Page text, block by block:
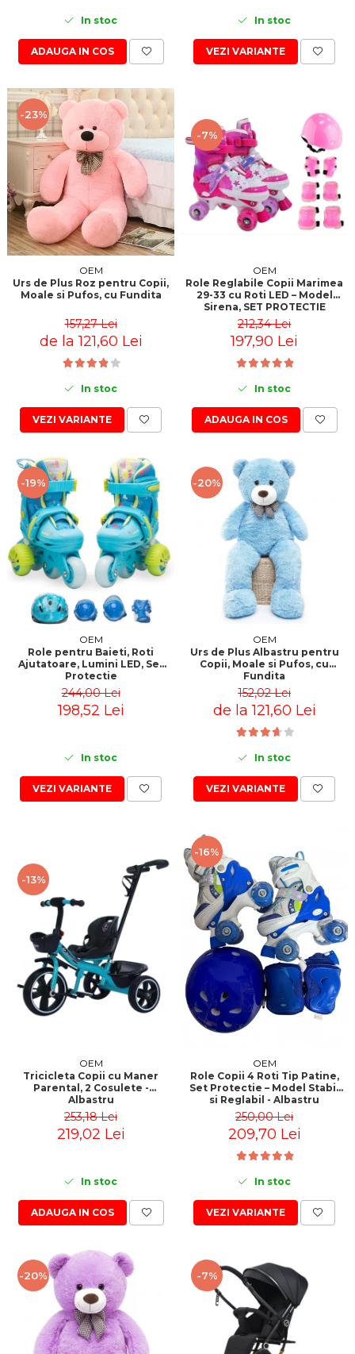
In stoc
ADAUGA IN COS
In stoc
VEZI VARIANTE
-23%
OEM
Urs de Plus Roz pentru Copii,
Moale si Pufos, cu Fundita
157,27 Lei
de la 121,60 Lei
In stoc
VEZI VARIANTE
-7%
OEM
Role Reglabile Copii Marimea
29-33 cu Roti LED – Model
Sirena, SET PROTECTIE
INCLUS
212,34 Lei
197,90 Lei
In stoc
ADAUGA IN COS
-19%
OEM
Role pentru Baieti, Roti
Ajutatoare, Lumini LED, Set
Protectie
244,00 Lei
198,52 Lei
In stoc
VEZI VARIANTE
-20%
OEM
Urs de Plus Albastru pentru
Copii, Moale si Pufos, cu
Fundita
152,02 Lei
de la 121,60 Lei
In stoc
VEZI VARIANTE
-13%
OEM
Tricicleta Copii cu Maner
Parental, 2 Cosulete -
Albastru
253,18 Lei
219,02 Lei
In stoc
ADAUGA IN COS
-16%
OEM
Role Copii 4 Roti Tip Patine,
Set Protectie – Model Stabil
si Reglabil - Albastru
250,00 Lei
209,70 Lei
In stoc
VEZI VARIANTE
-20% -7%